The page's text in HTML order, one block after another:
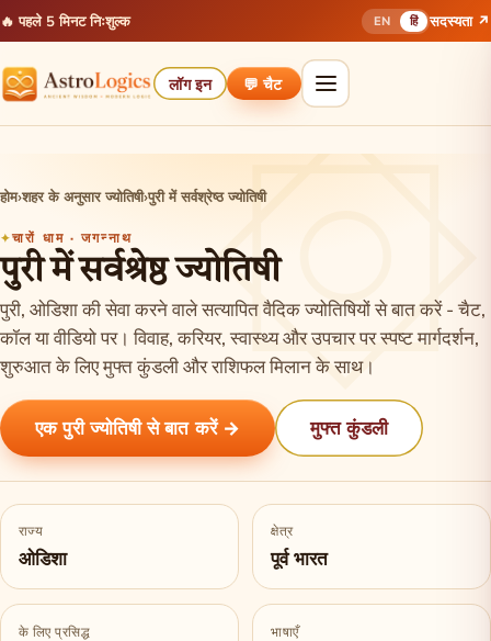
🔥 पहले 5 मिनट निःशुल्क EN हिं सदस्यता ↗
लॉग इन 💬 चैट
होम›शहर के अनुसार ज्योतिषी›पुरी में सर्वश्रेष्ठ ज्योतिषी
चारों धाम · जगन्नाथ
पुरी में सर्वश्रेष्ठ ज्योतिषी
पुरी, ओडिशा की सेवा करने वाले सत्यापित वैदिक ज्योतिषियों से बात करें - चैट,
कॉल या वीडियो पर। विवाह, करियर, स्वास्थ्य और उपचार पर स्पष्ट मार्गदर्शन,
शुरुआत के लिए मुफ्त कुंडली और राशिफल मिलान के साथ।
एक पुरी ज्योतिषी से बात करें → मुफ्त कुंडली
राज्य
ओडिशा
क्षेत्र
पूर्व भारत
के लिए प्रसिद्ध भाषाएँ